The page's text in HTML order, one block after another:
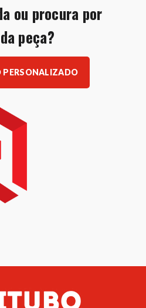
ou procura por
peça?
PERSONALIZADO